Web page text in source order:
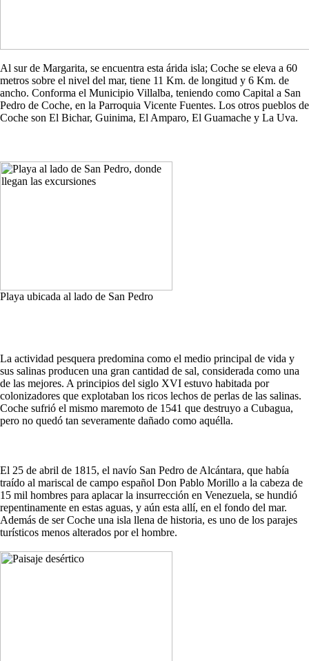
Al sur de Margarita, se encuentra esta árida isla; Coche se eleva a 60
metros sobre el nivel del mar, tiene 11 Km. de longitud y 6 Km. de
ancho. Conforma el Municipio Villalba, teniendo como Capital a San
Pedro de Coche, en la Parroquia Vicente Fuentes. Los otros pueblos de
Coche son El Bichar, Guinima, El Amparo, El Guamache y La Uva.
Playa ubicada al lado de San Pedro
La actividad pesquera predomina como el medio principal de vida y
sus salinas producen una gran cantidad de sal, considerada como una
de las mejores. A principios del siglo XVI estuvo habitada por
colonizadores que explotaban los ricos lechos de perlas de las salinas.
Coche sufrió el mismo maremoto de 1541 que destruyo a Cubagua,
pero no quedó tan severamente dañado como aquélla.
El 25 de abril de 1815, el navío San Pedro de Alcántara, que había
traído al mariscal de campo español Don Pablo Morillo a la cabeza de
15 mil hombres para aplacar la insurrección en Venezuela, se hundió
repentinamente en estas aguas, y aún esta allí, en el fondo del mar.
Además de ser Coche una isla llena de historia, es uno de los parajes
turísticos menos alterados por el hombre.